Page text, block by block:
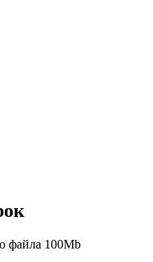
файла 100Mb